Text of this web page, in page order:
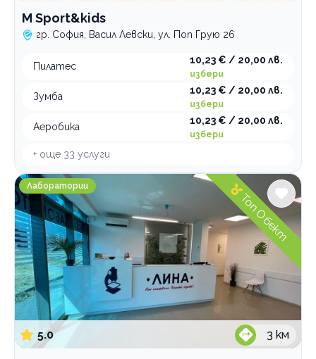
M Sport&kids
гр. София, Васил Левски, ул. Поп Грую 26
Пилатес
10,23 € / 20,00 лв.
избери
Зумба
10,23 € / 20,00 лв.
избери
Аеробика
10,23 € / 20,00 лв.
избери
+ още 33 услуги
Медицинска лаборатория ЛИНА - София бул.
Лаборатории
5.0 3 км
Топ Обект